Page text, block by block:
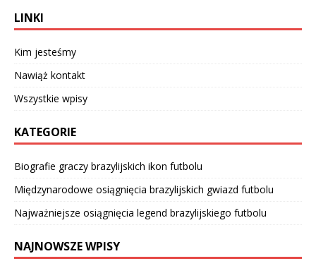
LINKI
Kim jesteśmy
Nawiąż kontakt
Wszystkie wpisy
KATEGORIE
Biografie graczy brazylijskich ikon futbolu
Międzynarodowe osiągnięcia brazylijskich gwiazd futbolu
Najważniejsze osiągnięcia legend brazylijskiego futbolu
NAJNOWSZE WPISY